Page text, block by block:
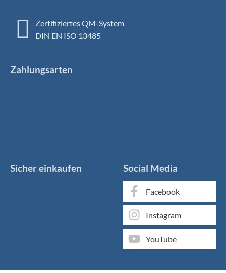
Zertifiziertes QM-System
DIN EN ISO 13485
Zahlungsarten
Sicher einkaufen Social Media
Facebook
Instagram
YouTube